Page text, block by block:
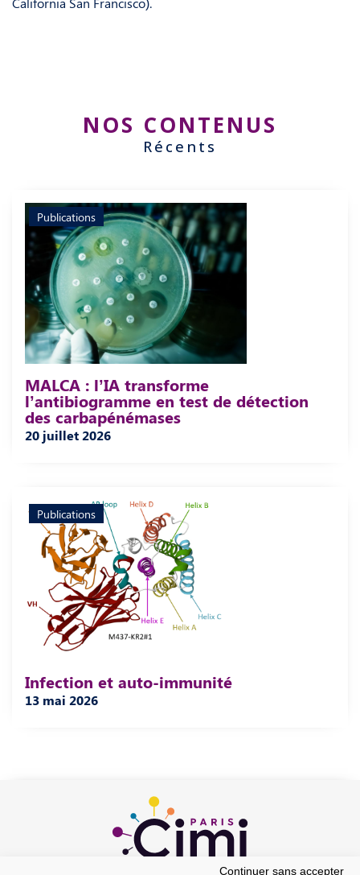
Continuer sans accepter
NOS CONTENUS
Récents
Publications
MALCA : l’IA transforme
l’antibiogramme en test de détection
des carbapénémases
20 juillet 2026
Publications
Infection et auto-immunité
13 mai 2026